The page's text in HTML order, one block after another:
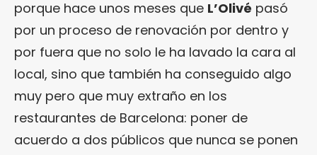
porque hace unos meses que L’Olivé pasó
por un proceso de renovación por dentro y
por fuera que no solo le ha lavado la cara al
local, sino que también ha conseguido algo
muy pero que muy extraño en los
restaurantes de Barcelona: poner de
acuerdo a dos públicos que nunca se ponen